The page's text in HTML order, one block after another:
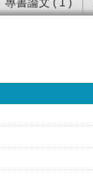
專書論文 ( 1 )